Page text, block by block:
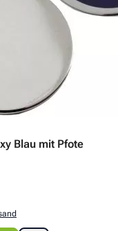
Blau mit Pfote